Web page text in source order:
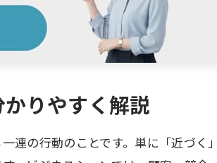
りやすく解説
連の行動のことです。単に「近づく」